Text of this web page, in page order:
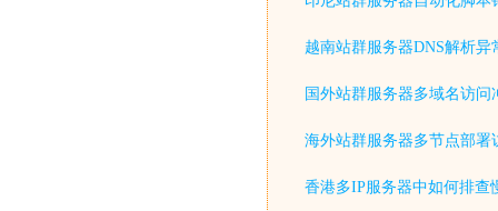
越南站群服务器DNS解析异
国外站群服务器多域名访问
海外站群服务器多节点部署
香港多IP服务器中如何排查